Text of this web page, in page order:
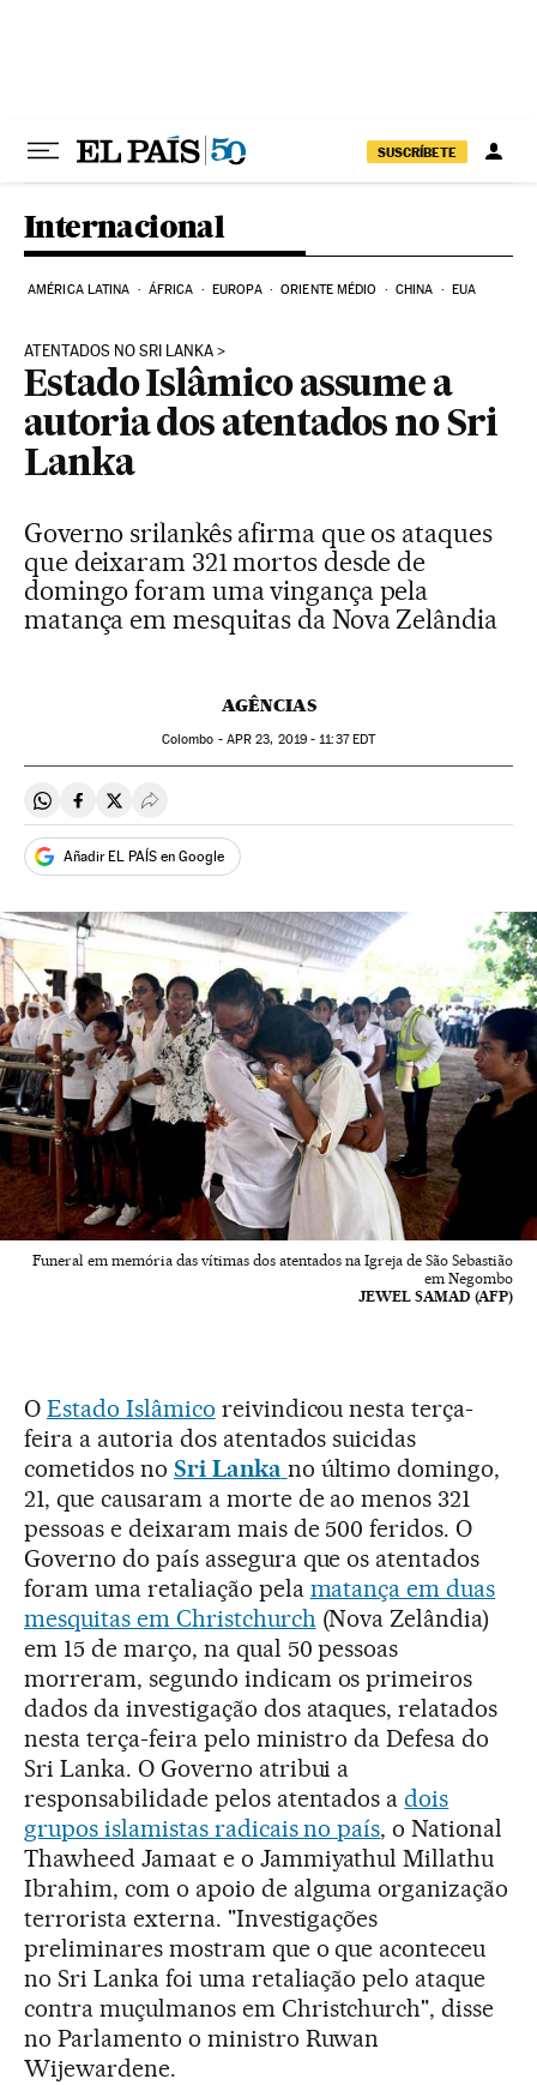
SUSCRÍBETE
Internacional
AMÉRICA LATINA ÁFRICA EUROPA ORIENTE MÉDIO CHINA EUA
ATENTADOS NO SRI LANKA
Estado Islâmico assume a
autoria dos atentados no Sri
Lanka
Governo srilankês afirma que os ataques
que deixaram 321 mortos desde de
domingo foram uma vingança pela
matança em mesquitas da Nova Zelândia
AGÊNCIAS
Colombo - APR 23, 2019 - 11:37EDT
Compartir en Whatsapp
Compartir en Facebook
Compartir en Twitter
Desplegar Redes Sociales
Añadir EL PAÍS en Google
Funeral em memória das vítimas dos atentados na Igreja de São Sebastião
em Negombo
JEWEL SAMAD (AFP)
O Estado Islâmico reivindicou nesta terça-
feira a autoria dos atentados suicidas
cometidos no Sri Lanka no último domingo,
21, que causaram a morte de ao menos 321
pessoas e deixaram mais de 500 feridos. O
Governo do país assegura que os atentados
foram uma retaliação pela matança em duas
mesquitas em Christchurch (Nova Zelândia)
em 15 de março, na qual 50 pessoas
morreram, segundo indicam os primeiros
dados da investigação dos ataques, relatados
nesta terça-feira pelo ministro da Defesa do
Sri Lanka. O Governo atribui a
responsabilidade pelos atentados adois
grupos islamistas radicais no país, o National
Thawheed Jamaat e o Jammiyathul Millathu
Ibrahim, com o apoio de alguma organização
terrorista externa. "Investigações
preliminares mostram que o que aconteceu
no Sri Lanka foi uma retaliação pelo ataque
contra muçulmanos em Christchurch", disse
no Parlamento o ministro Ruwan
Wijewardene.